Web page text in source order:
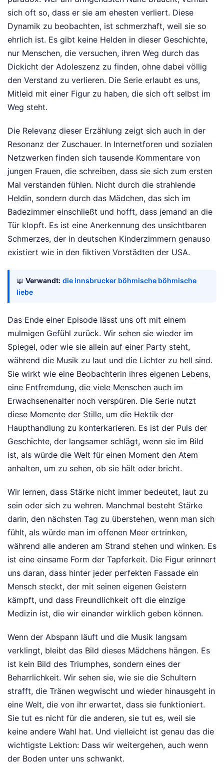
sich oft so, dass er sie am ehesten verliert. Diese
Dynamik zu beobachten, ist schmerzhaft, weil sie so
ehrlich ist. Es gibt keine Helden in dieser Geschichte,
nur Menschen, die versuchen, ihren Weg durch das
Dickicht der Adoleszenz zu finden, ohne dabei völlig
den Verstand zu verlieren. Die Serie erlaubt es uns,
Mitleid mit einer Figur zu haben, die sich oft selbst im
Weg steht.
Die Relevanz dieser Erzählung zeigt sich auch in der
Resonanz der Zuschauer. In Internetforen und sozialen
Netzwerken finden sich tausende Kommentare von
jungen Frauen, die schreiben, dass sie sich zum ersten
Mal verstanden fühlen. Nicht durch die strahlende
Heldin, sondern durch das Mädchen, das sich im
Badezimmer einschließt und hofft, dass jemand an die
Tür klopft. Es ist eine Anerkennung des unsichtbaren
Schmerzes, der in deutschen Kinderzimmern genauso
existiert wie in den fiktiven Vorstädten der USA.
📖 Verwandt: die innsbrucker böhmische böhmische
liebe
Das Ende einer Episode lässt uns oft mit einem
mulmigen Gefühl zurück. Wir sehen sie wieder im
Spiegel, oder wie sie allein auf einer Party steht,
während die Musik zu laut und die Lichter zu hell sind.
Sie wirkt wie eine Beobachterin ihres eigenen Lebens,
eine Entfremdung, die viele Menschen auch im
Erwachsenenalter noch verspüren. Die Serie nutzt
diese Momente der Stille, um die Hektik der
Haupthandlung zu konterkarieren. Es ist der Puls der
Geschichte, der langsamer schlägt, wenn sie im Bild
ist, als würde die Welt für einen Moment den Atem
anhalten, um zu sehen, ob sie hält oder bricht.
Wir lernen, dass Stärke nicht immer bedeutet, laut zu
sein oder sich zu wehren. Manchmal besteht Stärke
darin, den nächsten Tag zu überstehen, wenn man sich
fühlt, als würde man im offenen Meer ertrinken,
während alle anderen am Strand stehen und winken. Es
ist eine einsame Form der Tapferkeit. Die Figur erinnert
uns daran, dass hinter jeder perfekten Fassade ein
Mensch steckt, der mit seinen eigenen Geistern
kämpft, und dass Freundlichkeit oft die einzige
Medizin ist, die wir einander wirklich geben können.
Wenn der Abspann läuft und die Musik langsam
verklingt, bleibt das Bild dieses Mädchens hängen. Es
ist kein Bild des Triumphes, sondern eines der
Beharrlichkeit. Wir sehen sie, wie sie die Schultern
strafft, die Tränen wegwischt und wieder hinausgeht in
eine Welt, die von ihr erwartet, dass sie funktioniert.
Sie tut es nicht für die anderen, sie tut es, weil sie
keine andere Wahl hat. Und vielleicht ist genau das die
wichtigste Lektion: Dass wir weitergehen, auch wenn
der Boden unter uns schwankt.